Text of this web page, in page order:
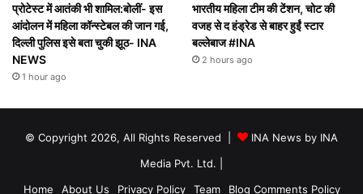
प्रोटेस्ट में आतंकी भी शामिल:बोलीं- इस
आंदोलन में महिला कॉन्स्टेबल की जान गई,
दिल्ली पुलिस इसे बता चुकी झूठ- INA
NEWS
1 hour ago
भारतीय महिला टीम की टेंशन, चोट की
वजह से द हंड्रेड से बाहर हुईं स्टार
बल्लेबाज #INA
2 hours ago
© Copyright 2026, All Rights Reserved |
INA News by INA
Media Pvt. Ltd.
Home
About Us Privacy Policy Team Blog Comments Policy